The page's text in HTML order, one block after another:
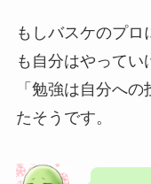
もしバスケのプロ
も自分はやって
「勉強は自分へ
たそうです。